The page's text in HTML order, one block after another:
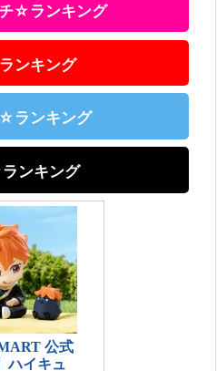
☆ランキング
ンキング
ランキング
ンキング